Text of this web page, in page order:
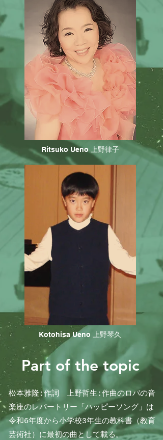
Ritsuko Ueno 上野律子
Kotohisa Ueno 上野琴久
Part of the topic
松本雅隆:作詞 上野哲生:作曲のロバの音
楽座のレパートリー「ハッピーソング」は
令和6年度から小学校3年生の教科書（教育
芸術社）に最初の曲として載る。